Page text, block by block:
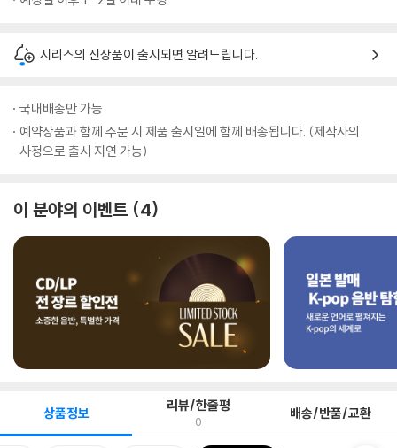
시리즈의 신상품이 출시되면 알려드립니다.
국내배송만 가능
예약상품과 함께 주문 시 제품 출시일에 함께 배송됩니다. (제작사의
사정으로 출시 지연 가능)
이 분야의 이벤트 4
상품정보 리뷰/한줄평
0 배송/반품/교환